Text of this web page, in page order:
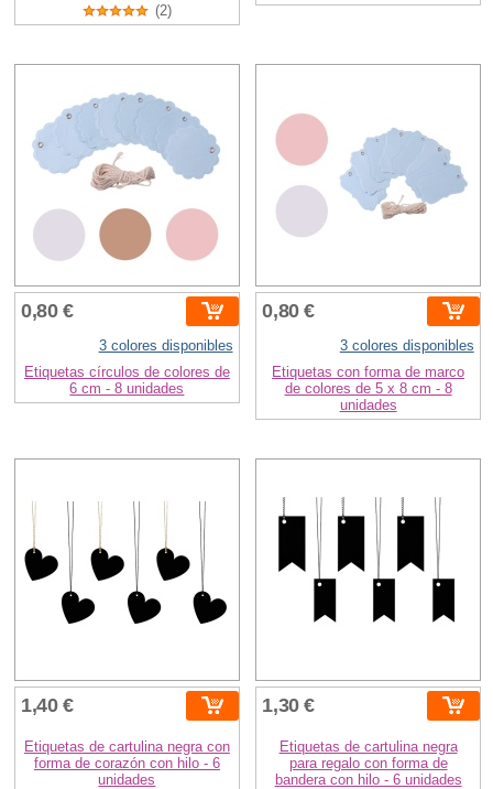
(2)
0,80 €
3 colores disponibles
Etiquetas círculos de colores de
6 cm - 8 unidades
0,80 €
3 colores disponibles
Etiquetas con forma de marco
de colores de 5 x 8 cm - 8
unidades
1,40 €
Etiquetas de cartulina negra con
forma de corazón con hilo - 6
unidades
1,30 €
Etiquetas de cartulina negra
para regalo con forma de
bandera con hilo - 6 unidades